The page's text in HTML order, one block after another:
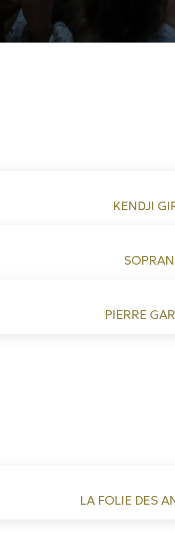
KENDJI
PIERRE
LA FOLIE DES